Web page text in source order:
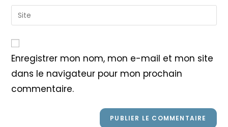
to
comment
email
address
Saisir
l’URL
votre
site
(facultatif)
Enregistrer mon nom, mon e-mail et mon site
dans le navigateur pour mon prochain
commentaire.